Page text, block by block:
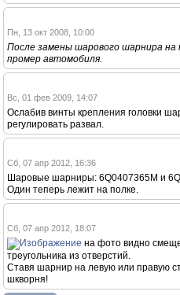
Пн, 13 окт 2008, 10:00
После замены шарового шарнира
промер автомобиля.
Вс, 01 фев 2009, 14:07
Ослабив винты крепления гoлoвки
регулировать развал.
Сб, 07 апр 2012, 16:36
Шaрoвые шaрниры: 6Q0407365M и
Один теперь лежит на полке.
Сб, 07 апр 2012, 18:07
на фото видно
треугольника из отверстий.
Ставя шарнир на левую или правую
шквoрня!